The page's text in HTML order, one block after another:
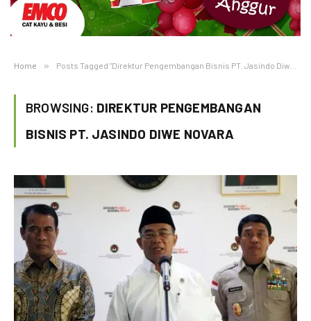
Home » Posts Tagged "Direktur Pengembangan Bisnis PT. Jasindo Diwe Novara"
BROWSING: DIREKTUR PENGEMBANGAN
BISNIS PT. JASINDO DIWE NOVARA